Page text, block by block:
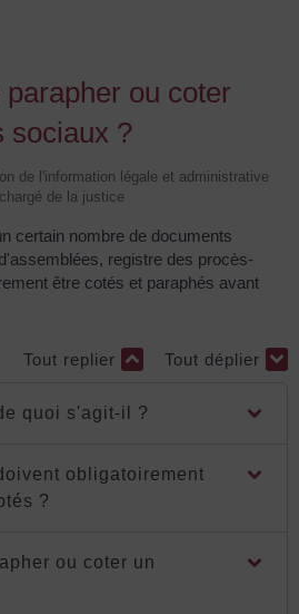
ou coter
sociaux ?
de l'information légale et administrative
de la justice
certain nombre de documents
registre des procès-
être cotés et paraphés avant
Tout replier Tout déplier
quoi s'agit-il ?
obligatoirement
?
ou coter un